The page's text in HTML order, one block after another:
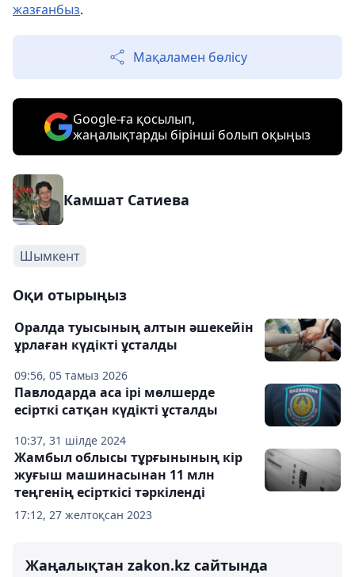
жазғанбыз.
Мақаламен бөлісу
Google-ға қосылып,
жаңалықтарды бірінші болып оқыңыз
Камшат Сатиева
Шымкент
Оқи отырыңыз
09:56, 05 тамыз 2026
Оралда туысының алтын әшекейін
ұрлаған күдікті ұсталды
10:37, 31 шілде 2024
Павлодарда аса ірі мөлшерде
есірткі сатқан күдікті ұсталды
17:12, 27 желтоқсан 2023
Жамбыл облысы тұрғынының кір
жуғыш машинасынан 11 млн
теңгенің есірткісі тәркіленді
Жаңалықтан zakon.kz сайтында